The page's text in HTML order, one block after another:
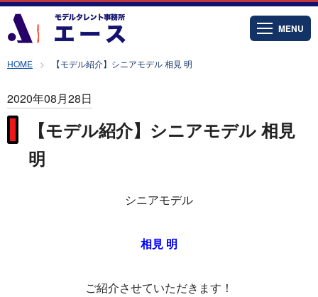
MENU
HOME 【モデル紹介】シニアモデル 相見 明
2020年08月28日
【モデル紹介】シニアモデル 相見
明
シニアモデル
相見 明
ご紹介させていただきます！